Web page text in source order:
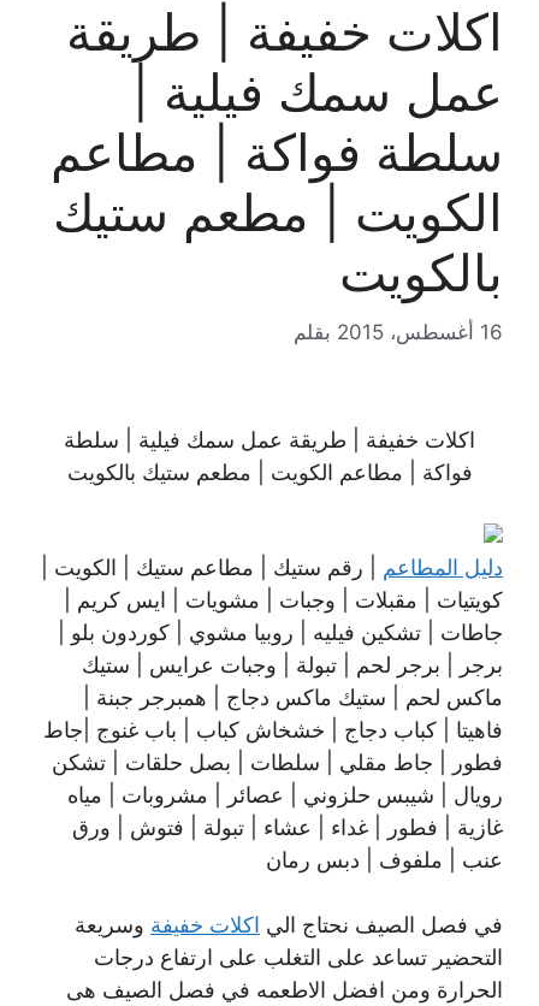
اكلات خفيفة | طريقة
عمل سمك فيلية |
سلطة فواكة | مطاعم
الكويت | مطعم ستيك
بالكويت
16 أغسطس، 2015 بقلم
اكلات خفيفة | طريقة عمل سمك فيلية | سلطة
فواكة | مطاعم الكويت | مطعم ستيك بالكويت
دليل المطاعم | رقم ستيك | مطاعم ستيك | الكويت |
كويتيات | مقبلات | وجبات | مشويات | ايس كريم |
جاطات | تشكين فيليه | روبيا مشوي | كوردون بلو |
برجر | برجر لحم | تبولة | وجبات عرايس | ستيك
ماكس لحم | ستيك ماكس دجاج | همبرجر جبنة |
فاهيتا | كباب دجاج | خشخاش كباب | باب غنوج |جاط
فطور | جاط مقلي | سلطات | بصل حلقات | تشكن
رويال | شيبس حلزوني | عصائر | مشروبات | مياه
غازية | فطور | غداء | عشاء | تبولة | فتوش | ورق
عنب | ملفوف | دبس رمان
في فصل الصيف نحتاج الي اكلات خفيفة وسريعة
التحضير تساعد على التغلب على ارتفاع درجات
الحرارة ومن افضل الاطعمه في فصل الصيف هى